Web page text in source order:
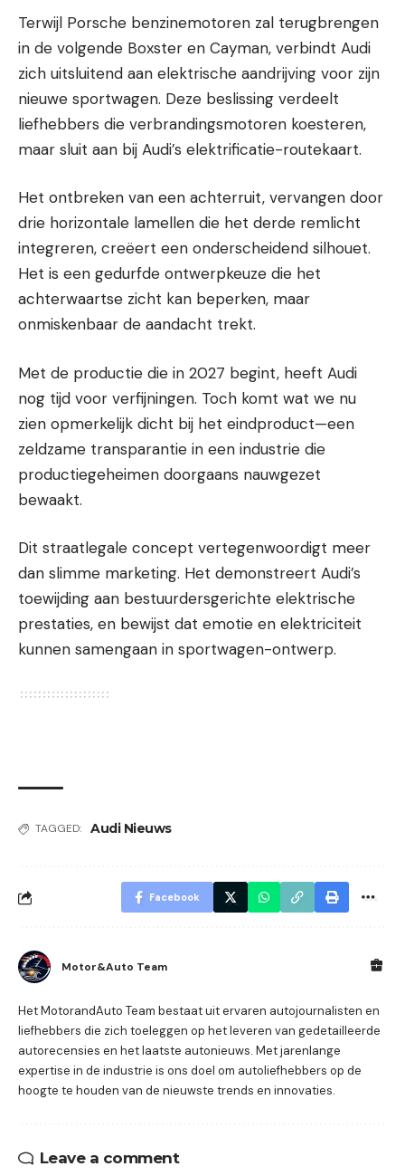
Terwijl Porsche benzinemotoren zal terugbrengen
in de volgende Boxster en Cayman, verbindt Audi
zich uitsluitend aan elektrische aandrijving voor zijn
nieuwe sportwagen. Deze beslissing verdeelt
liefhebbers die verbrandingsmotoren koesteren,
maar sluit aan bij Audi’s elektrificatie-routekaart.
Het ontbreken van een achterruit, vervangen door
drie horizontale lamellen die het derde remlicht
integreren, creëert een onderscheidend silhouet.
Het is een gedurfde ontwerpkeuze die het
achterwaartse zicht kan beperken, maar
onmiskenbaar de aandacht trekt.
Met de productie die in 2027 begint, heeft Audi
nog tijd voor verfijningen. Toch komt wat we nu
zien opmerkelijk dicht bij het eindproduct—een
zeldzame transparantie in een industrie die
productiegeheimen doorgaans nauwgezet
bewaakt.
Dit straatlegale concept vertegenwoordigt meer
dan slimme marketing. Het demonstreert Audi’s
toewijding aan bestuurdersgerichte elektrische
prestaties, en bewijst dat emotie en elektriciteit
kunnen samengaan in sportwagen-ontwerp.
TAGGED: Audi Nieuws
Facebook
Motor&Auto Team
Het MotorandAuto Team bestaat uit ervaren autojournalisten en
liefhebbers die zich toeleggen op het leveren van gedetailleerde
autorecensies en het laatste autonieuws. Met jarenlange
expertise in de industrie is ons doel om autoliefhebbers op de
hoogte te houden van de nieuwste trends en innovaties.
Leave a comment